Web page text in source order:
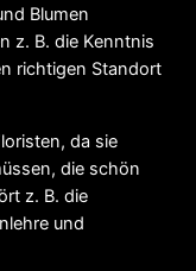
Blumen
z. B. die Kenntnis
richtigen Standort
da sie
die schön
z. B. die
und